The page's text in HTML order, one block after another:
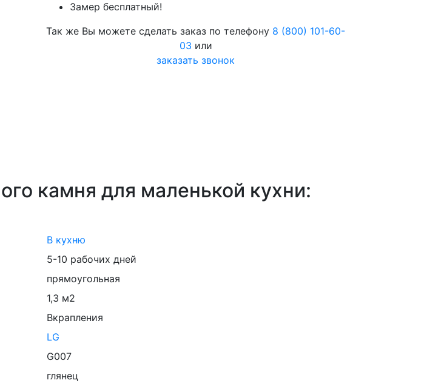
Замер бесплатный!
Так же Вы можете сделать заказ по телефону 8 (800) 101-60-
03 или
заказать звонок
камня для маленькой кухни:
В кухню
5-10 рабочих дней
прямоугольная
1,3 м2
Вкрапления
LG
G007
глянец